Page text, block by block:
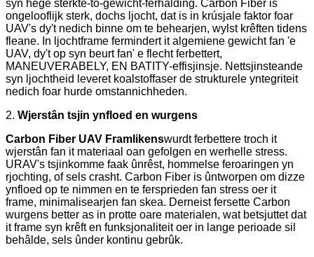
syn hege sterkte-to-gewicht-ferhâlding. Carbon Fiber is
ongelooflijk sterk, dochs ljocht, dat is in krúsjale faktor foar
UAV's dy't nedich binne om te behearjen, wylst krêften tidens
fleane. In ljochtframe fermindert it algemiene gewicht fan 'e
UAV, dy't op syn beurt fan' e flecht ferbettert,
MANEUVERABELY, EN BATITY-effisjinsje. Nettsjinsteande
syn ljochtheid leveret koalstoffaser de strukturele yntegriteit
nedich foar hurde omstannichheden.
2. Wjerstân tsjin ynfloed en wurgens
Carbon Fiber UAV Framlikenswurdt ferbettere troch it
wjerstân fan it materiaal oan gefolgen en werhelle stress.
URAV's tsjinkomme faak ûnrêst, hommelse feroaringen yn
rjochting, of sels crasht. Carbon Fiber is ûntworpen om dizze
ynfloed op te nimmen en te fersprieden fan stress oer it
frame, minimalisearjen fan skea. Derneist fersette Carbon
wurgens better as in protte oare materialen, wat betsjuttet dat
it frame syn krêft en funksjonaliteit oer in lange perioade sil
behâlde, sels ûnder kontinu gebrûk.